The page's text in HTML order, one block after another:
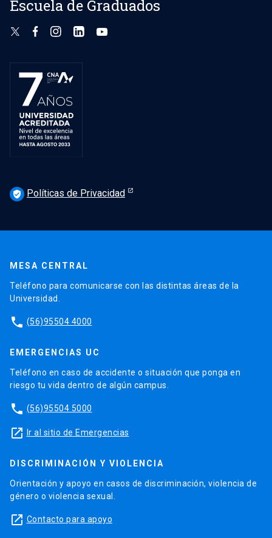
Escuela de Graduados
verified_user Políticas de Privacidad
MESA CENTRAL
Teléfono para comunicarse con las distintas áreas de la
Universidad.
phone (56)95504 4000
EMERGENCIAS UC
Teléfono en caso de accidente o situación que ponga en
riesgo tu vida dentro de algún campus.
phone (56)95504 5000
launch Ir al sitio de Emergencias
DISCRIMINACIÓN Y VIOLENCIA
Orientación y apoyo en casos de discriminación, violencia de
género o violencia sexual.
launch Contacto para apoyo